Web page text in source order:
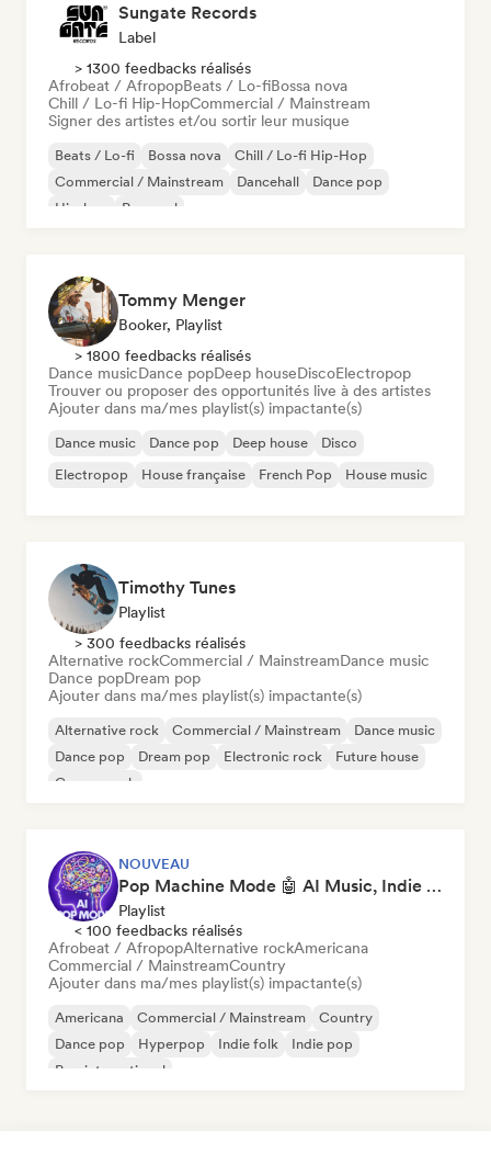
Sungate Records
Label
> 1300 feedbacks réalisés
Afrobeat / AfropopBeats / Lo-fiBossa nova
Chill / Lo-fi Hip-HopCommercial / Mainstream
Signer des artistes et/ou sortir leur musique
Beats / Lo-fi Bossa nova
Chill / Lo-fi Hip-Hop
Commercial / Mainstream
Dancehall
Dance pop
Hip-hop
Pop soul
Tommy Menger
Booker, Playlist
> 1800 feedbacks réalisés
Dance musicDance popDeep houseDiscoElectropop
Trouver ou proposer des opportunités live à des artistes
Ajouter dans ma/mes playlist(s) impactante(s)
Dance music Dance pop Deep house
Disco
Electropop
House française French Pop House music
Timothy Tunes
Playlist
> 300 feedbacks réalisés
Alternative rockCommercial / MainstreamDance music
Dance popDream pop
Ajouter dans ma/mes playlist(s) impactante(s)
Alternative rock Commercial / Mainstream
Dance music
Dance pop
Dream pop Electronic rock
Future house
Garage rock
NOUVEAU
Pop Machine Mode 🤖 AI Music, Indie Pop & Dream Pop
Playlist
< 100 feedbacks réalisés
Afrobeat / AfropopAlternative rockAmericana
Commercial / MainstreamCountry
Ajouter dans ma/mes playlist(s) impactante(s)
Americana Commercial / Mainstream
Country
Dance pop
Hyperpop Indie folk
Indie pop
Pop international